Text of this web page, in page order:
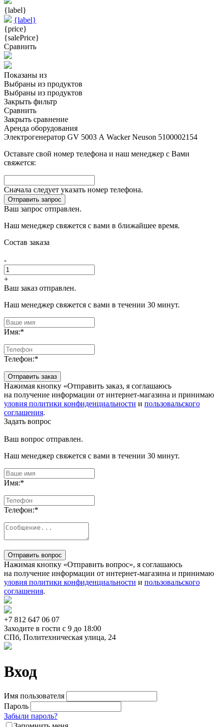
{label}
{label}
{price}
{salePrice}
Сравнить
Показаны из
Выбраны из продуктов
Выбраны из продуктов
Закрыть фильтр
Сравнить
Закрыть сравнение
Аренда оборудования
Электрогенератор GV 5003 А Wacker Neuson 5100002154
Оставьте свой номер телефона и наш менеджер с Вами
свяжется:
Сначала следует указать номер телефона.
Отправить запрос
Ваш запрос отправлен.
Наш менеджер свяжется с вами в ближайшее время.
Состав заказа
-
+
Ваш заказ отправлен.
Наш менеджер свяжется с вами в течении 30 минут.
Имя:*
Телефон:*
Отправить заказ
Нажимая кнопку «Отправить заказ, я соглашаюсь
на получение информации от интернет-магазина и принимаю
уловия политики конфиденциальности и пользовальского
соглашения.
Задать вопрос
Ваш вопрос отправлен.
Наш менеджер свяжется с вами в течении 30 минут.
Имя:*
Телефон:*
Отправить вопрос
Нажимая кнопку «Отправить вопрос», я соглашаюсь
на получение информации от интернет-магазина и принимаю
уловия политики конфиденциальности и пользовальского
соглашения.
+7 812 647 06 07
Заходите в гости c 9 до 18:00
СПб, Политехническая улица, 24
Вход
Имя пользователя
Пароль
Забыли пароль?